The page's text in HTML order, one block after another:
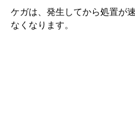
ケガは、発生してから処置が
なくなります。